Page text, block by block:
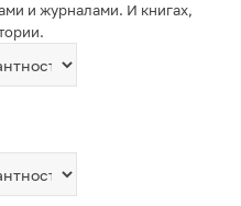
и журналами. И книгах,